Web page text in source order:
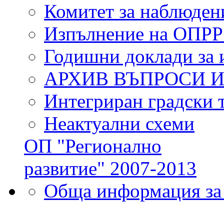
Комитет за
Изпълнение на
Годишни доклади за
АРХИВ ВЪПРОСИ
Интегриран градски
Неактуални схеми
ОП "Регионално
развитие" 2007-2013
Обща информация